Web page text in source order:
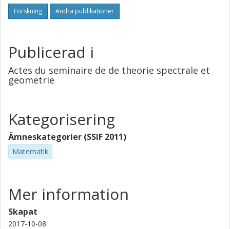
Forskning Andra publikationer
Publicerad i
Actes du seminaire de de theorie spectrale et
geometrie
Kategorisering
Ämneskategorier (SSIF 2011)
Matematik
Mer information
Skapat
2017-10-08